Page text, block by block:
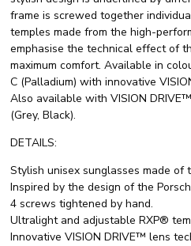
frame is screwed together
temples made from the high-
emphasise the technical effect of
maximum comfort. Available in
C (Palladium) with innovative
Also available with VISION
(Grey, Black).
DETAILS:
Stylish unisex sunglasses made of
Inspired by the design of the
4 screws tightened by hand.
Ultralight and adjustable RXP®
Innovative VISION DRIVE™ lens